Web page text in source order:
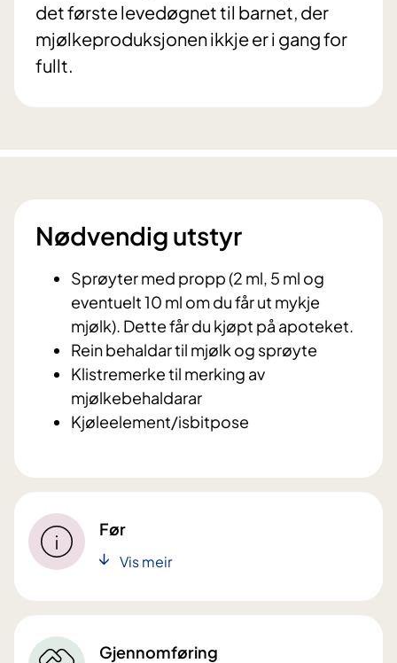
det første levedøgnet til barnet, der
mjølkeproduksjonen ikkje er i gang for
fullt.
Nødvendig utstyr
Sprøyter med propp (2 ml, 5 ml og
eventuelt 10 ml om du får ut mykje
mjølk). Dette får du kjøpt på apoteket.
Rein behaldar til mjølk og sprøyte
Klistremerke til merking av
mjølkebehaldarar
Kjøleelement/isbitpose
Før
Vis meir
Gjennomføring